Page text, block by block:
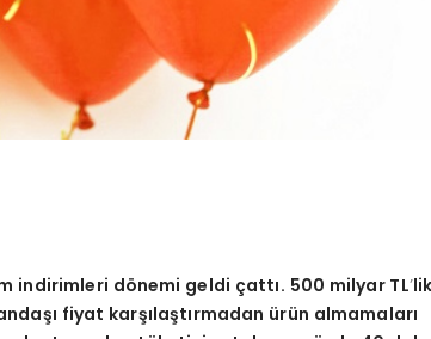
indirimleri dönemi geldi çattı. 500 milyar TL’lik
fiyat karşılaştırmadan ürün almamaları